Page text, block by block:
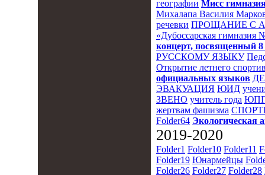
географии Мисс
Михалапа Василия
речевки ПРОЩАНИЕ С
«Дубоссарская гимназия
концерт, посвященный
РУССКОМУ ЯЗЫКУ
Открытие летнего
официальных языков
ЭВАКУАЦИЯ ЮИД
ЗВЕНО учитель года
жертвам фашизма
Folder64 Экологическая
2019-2020
Folder1 Folder10 Folder11
Folder19 Юнармейцы
Folder26 Folder27 Folder28